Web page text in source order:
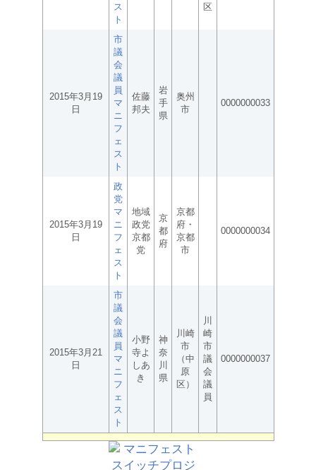
ス
ト
区
2015年3月19
日
市
議
会
議
員
マ
ニ
フ
ェ
ス
ト
佐藤
邦夫
岩
手
県
奥州
市
0000000033
2015年3月19
日
政
党
マ
ニ
フ
ェ
ス
ト
地域
政党
京都
党
京
都
府
京都
府・
京都
市
0000000034
2015年3月21
日
市
議
会
議
員
マ
ニ
フ
ェ
ス
ト
小野
寺よ
しあ
き
神
奈
川
県
川崎
市
（中
原
区）
川
崎
市
議
会
議
員
0000000037